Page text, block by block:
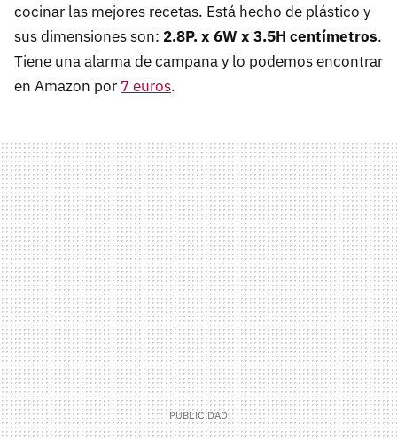
cocinar las mejores recetas. Está hecho de plástico y
sus dimensiones son: 2.8P. x 6W x 3.5H centímetros.
Tiene una alarma de campana y lo podemos encontrar
en Amazon por 7 euros.